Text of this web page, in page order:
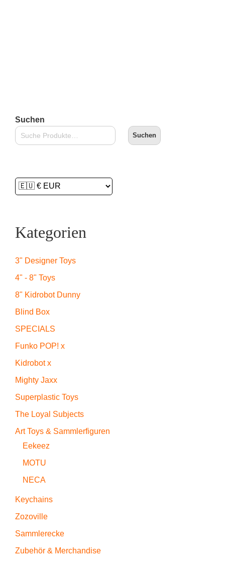
Suchen
Suchen
Kategorien
3" Designer Toys
4" - 8" Toys
8" Kidrobot Dunny
Blind Box
SPECIALS
Funko POP! x
Kidrobot x
Mighty Jaxx
Superplastic Toys
The Loyal Subjects
Art Toys & Sammlerfiguren
Eekeez
MOTU
NECA
Keychains
Zozoville
Sammlerecke
Zubehör & Merchandise